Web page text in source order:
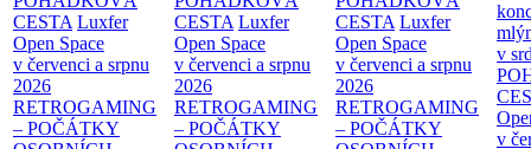
CESTA Luxfer
Open Space
v červenci a srpnu
2026
RETROGAMING
– POČÁTKY
CESTA Luxfer
Open Space
v červenci a srpnu
2026
RETROGAMING
– POČÁTKY
CESTA Luxfer
Open Space
v červenci a srpnu
2026
RETROGAMING
– POČÁTKY
v
v